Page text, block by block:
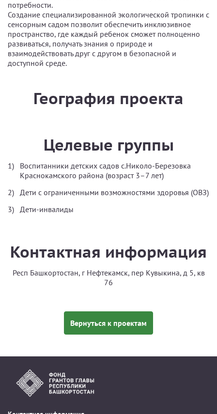
потребности.
Создание специализированной экологической тропинки с
сенсорным садом позволит обеспечить инклюзивное
пространство, где каждый ребенок сможет полноценно
развиваться, получать знания о природе и
взаимодействовать друг с другом в безопасной и
доступной среде.
География проекта
Целевые группы
Воспитанники детских садов с.Николо-Березовка
Краснокамского района (возраст 3–7 лет)
Дети с ограниченными возможностями здоровья (ОВЗ)
Дети-инвалиды
Контактная информация
Респ Башкортостан, г Нефтекамск, пер Кувыкина, д 5, кв
76
Вернуться к проектам